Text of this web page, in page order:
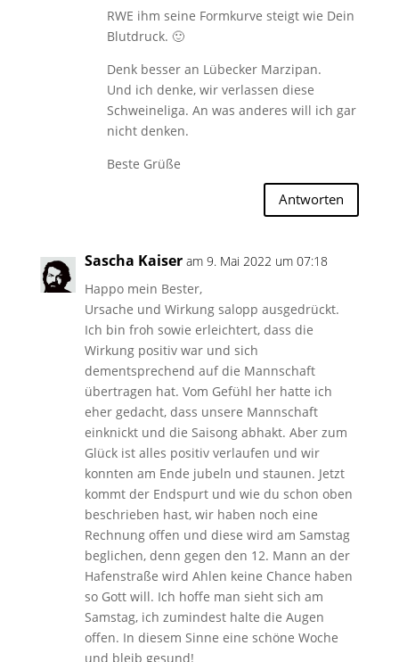
RWE ihm seine Formkurve steigt wie Dein
Blutdruck. 🙂
Denk besser an Lübecker Marzipan.
Und ich denke, wir verlassen diese
Schweineliga. An was anderes will ich gar
nicht denken.
Beste Grüße
Antworten
Sascha Kaiser am 9. Mai 2022 um 07:18
Happo mein Bester,
Ursache und Wirkung salopp ausgedrückt.
Ich bin froh sowie erleichtert, dass die
Wirkung positiv war und sich
dementsprechend auf die Mannschaft
übertragen hat. Vom Gefühl her hatte ich
eher gedacht, dass unsere Mannschaft
einknickt und die Saisong abhakt. Aber zum
Glück ist alles positiv verlaufen und wir
konnten am Ende jubeln und staunen. Jetzt
kommt der Endspurt und wie du schon oben
beschrieben hast, wir haben noch eine
Rechnung offen und diese wird am Samstag
beglichen, denn gegen den 12. Mann an der
Hafenstraße wird Ahlen keine Chance haben
so Gott will. Ich hoffe man sieht sich am
Samstag, ich zumindest halte die Augen
offen. In diesem Sinne eine schöne Woche
und bleib gesund!